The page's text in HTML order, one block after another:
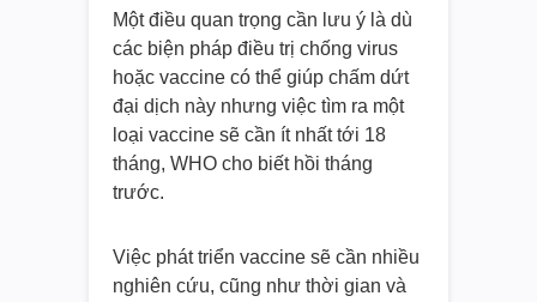
Một điều quan trọng cần lưu ý là dù
các biện pháp điều trị chống virus
hoặc vaccine có thể giúp chấm dứt
đại dịch này nhưng việc tìm ra một
loại vaccine sẽ cần ít nhất tới 18
tháng, WHO cho biết hồi tháng
trước.
Việc phát triển vaccine sẽ cần nhiều
nghiên cứu, cũng như thời gian và